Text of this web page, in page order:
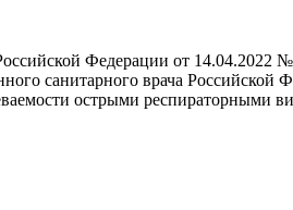
Федерации от 14.04.2022
санитарного врача
острыми